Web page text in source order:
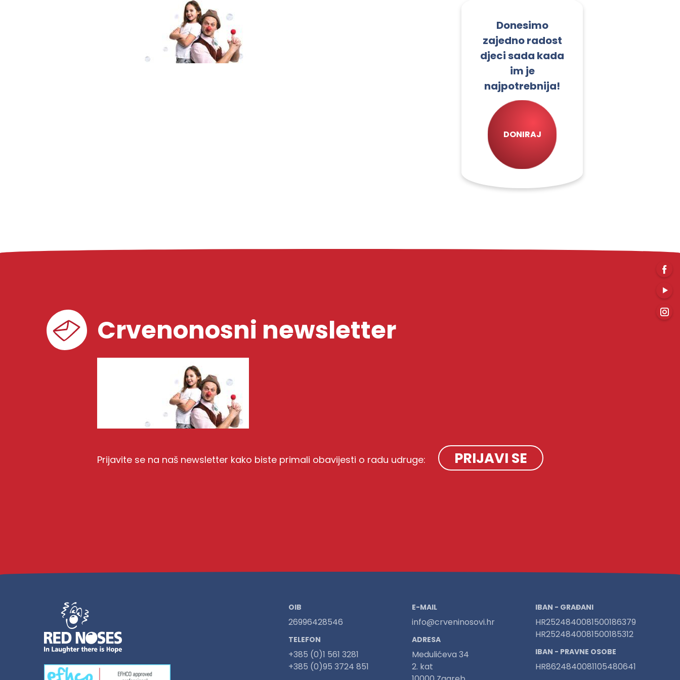
Donesimo
zajedno radost
djeci sada kada
im je
najpotrebnija!
DONIRAJ
Crvenonosni newsletter
Prijavite se na naš newsletter kako biste primali obavijesti o radu udruge: PRIJAVI SE
OIB
26996428546
TELEFON
+385 (0)1 561 3281
+385 (0)95 3724 851
E-MAIL
info@crveninosovi.hr
ADRESA
Medulićeva 34
2. kat
IBAN - GRAĐANI
HR2524840081500186379
HR2524840081500185312
IBAN - PRAVNE OSOBE
HR8624840081105480641